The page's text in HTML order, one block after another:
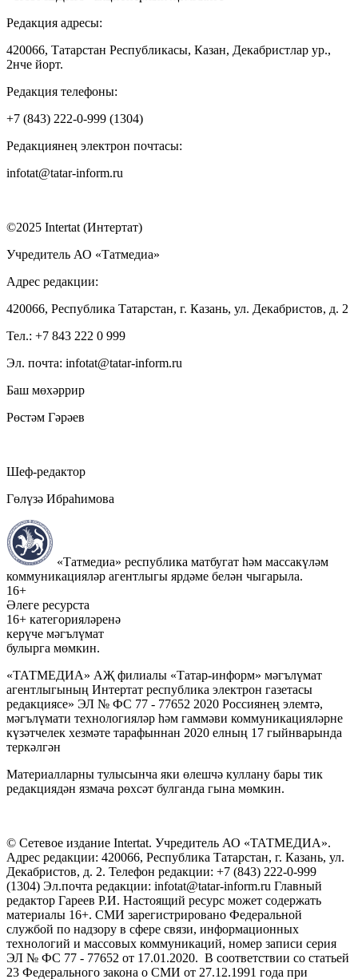
Редакция адресы:
420066, Татарстан Республикасы, Казан, Декабристлар ур.,
2нче йорт.
Редакция телефоны:
+7 (843) 222-0-999 (1304)
Редакциянең электрон почтасы:
infotat@tatar-inform.ru
©2025 Intertat (Интертат)
Учредитель АО «Татмедиа»
Адрес редакции:
420066, Республика Татарстан, г. Казань, ул. Декабристов, д. 2
Тел.: +7 843 222 0 999
Эл. почта: infotat@tatar-inform.ru
Баш мөхәррир
Рөстәм Гәрәев
Шеф-редактор
Гөлүзә Ибраһимова
«Татмедиа» республика матбугат һәм массакүләм
коммуникацияләр агентлыгы ярдәме белән чыгарыла.
16+
Әлеге ресурста
16+ категорияләренә
керүче мәгълүмат
булырга мөмкин.
«ТАТМЕДИА» АҖ филиалы «Татар-информ» мәгълүмат
агентлыгының Интертат республика электрон газетасы
редакциясе» ЭЛ № ФС 77 - 77652 2020 Россиянең элемтә,
мәгълүмати технологияләр һәм гаммәви коммуникацияләрне
күзәтчелек хезмәте тарафыннан 2020 елның 17 гыйнварында
теркәлгән
Материалларны тулысынча яки өлешчә куллану бары тик
редакциядән язмача рөхсәт булганда гына мөмкин.
© Сетевое издание Intertat. Учредитель АО «ТАТМЕДИА».
Адрес редакции: 420066, Республика Татарстан, г. Казань, ул.
Декабристов, д. 2. Телефон редакции: +7 (843) 222-0-999
(1304) Эл.почта редакции: infotat@tatar-inform.ru Главный
редактор Гареев Р.И. Настоящий ресурс может содержать
материалы 16+. СМИ зарегистрировано Федеральной
службой по надзору в сфере связи, информационных
технологий и массовых коммуникаций, номер записи серия
ЭЛ № ФС 77 - 77652 от 17.01.2020. В соответствии со статьей
23 Федерального закона о СМИ от 27.12.1991 года при